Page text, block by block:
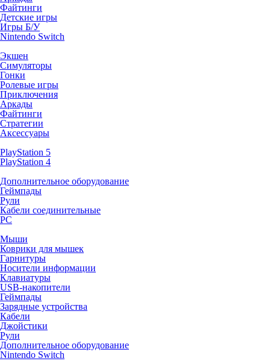
Файтинги
Детские игры
Игры Б/У
Nintendo Switch
Экшен
Симуляторы
Гонки
Ролевые игры
Приключения
Аркады
Файтинги
Стратегии
Аксессуары
PlayStation 5
PlayStation 4
Дополнительное оборудование
Геймпады
Рули
Кабели соединительные
PC
Мыши
Коврики для мышек
Гарнитуры
Носители информации
Клавиатуры
USB-накопители
Геймпады
Зарядные устройства
Кабели
Джойстики
Рули
Дополнительное оборудование
Nintendo Switch